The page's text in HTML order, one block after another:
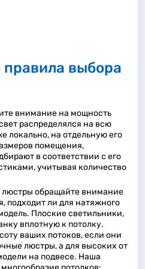
выбора
внимание на мощность
распределялся на всю
локально, на отдельную его
помещения,
в соответствии с его
учитывая количество
люстры обращайте внимание
подходит ли для натяжного
Плоские светильники,
вплотную к потолку.
ваших потоков, если они
люстры, а для высоких от
на подвесе. Наша